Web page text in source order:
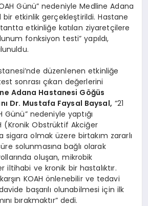
Günü” nedeniyle Medline Adana
bir etkinlik gerçekleştirildi. Hastane
etkinliğe katılan ziyaretçilere
fonksiyon testi” yapıldı,
düzenlenen etkinliğe
sonrası çıkan değerlerini
Adana Hastanesi Göğüs
Dr. Mustafa Faysal Baysal, “21
Günü” nedeniyle yaptığı
(Kronik Obstrüktif Akciğer
sigara olmak üzere birtakım zararlı
solunmasına bağlı olarak
oluşan, mikrobik
iltihabi ve kronik bir hastalıktır.
KOAH önlenebilir ve tedavi
başarılı olunabilmesi için ilk
bırakmaktır” dedi.